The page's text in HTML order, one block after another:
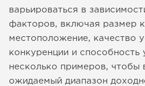
варьироваться в
факторов, включая размер
местоположение, качество
конкуренции и способность
несколько примеров, чтобы
ожидаемый диапазон